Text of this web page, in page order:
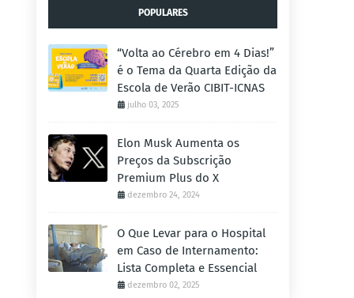
POPULARES
“Volta ao Cérebro em 4 Dias!”
é o Tema da Quarta Edição da
Escola de Verão CIBIT-ICNAS
julho 03, 2025
Elon Musk Aumenta os
Preços da Subscrição
Premium Plus do X
dezembro 24, 2024
O Que Levar para o Hospital
em Caso de Internamento:
Lista Completa e Essencial
dezembro 02, 2025